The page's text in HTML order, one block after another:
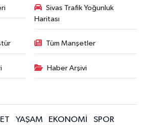
Sivas Trafik Yoğunluk
Haritası
Tüm Manşetler
Haber Arşivi
YAŞAM EKONOMİ
SPOR